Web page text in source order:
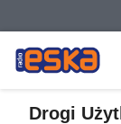
Drogi